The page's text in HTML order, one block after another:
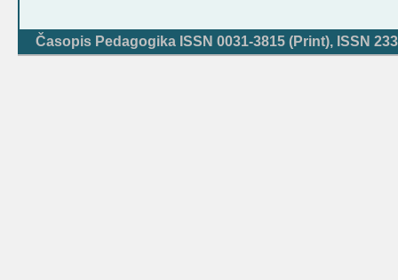
Časopis Pedagogika ISSN 0031-3815 (Print), ISSN